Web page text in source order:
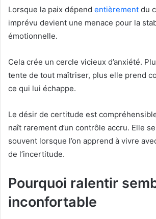
Lorsque la paix dépend entièrement du
imprévu devient une menace pour la
émotionnelle.
Cela crée un cercle vicieux d’anxiété.
tente de tout maîtriser, plus elle prend
ce qui lui échappe.
Le désir de certitude est
naît rarement d’un contrôle accru. Elle
souvent lorsque l’on apprend à vivre
de l’incertitude.
Pourquoi ralentir
inconfortable